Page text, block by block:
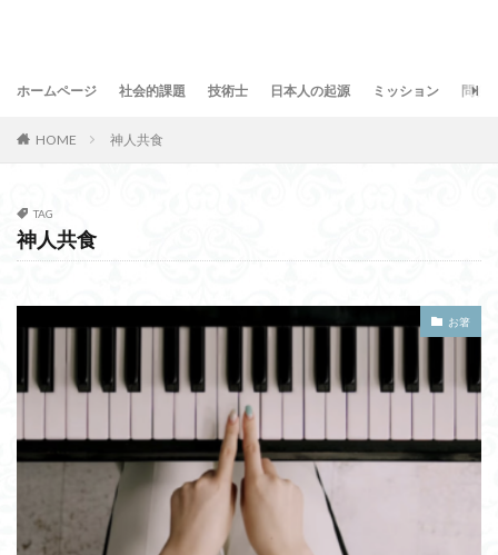
ホームページ 社会的課題 技術士 日本人の起源 ミッション 問合
HOME 神人共食
TAG
神人共食
お箸